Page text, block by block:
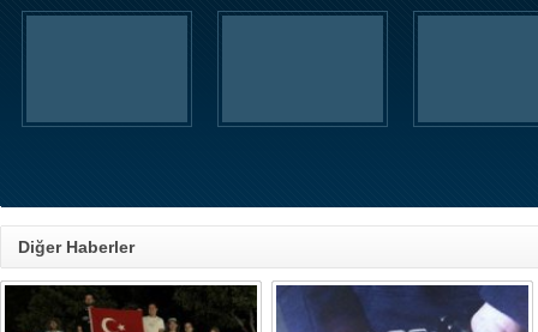
Diğer Haberler